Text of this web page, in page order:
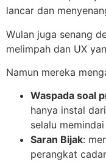
lancar dan
Wulan juga senang
melimpah dan UX
Namun mereka
Waspada soal
hanya instal
selalu
Saran Bijak:
perangkat